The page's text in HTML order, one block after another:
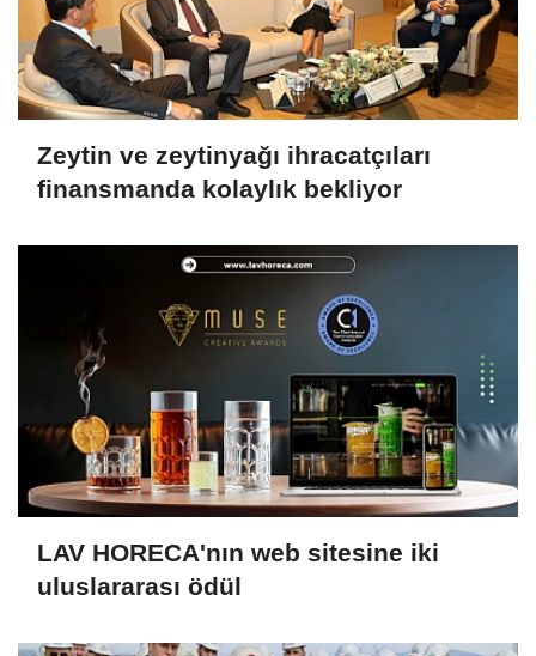
Zeytin ve zeytinyağı ihracatçıları
finansmanda kolaylık bekliyor
LAV HORECA'nın web sitesine iki
uluslararası ödül